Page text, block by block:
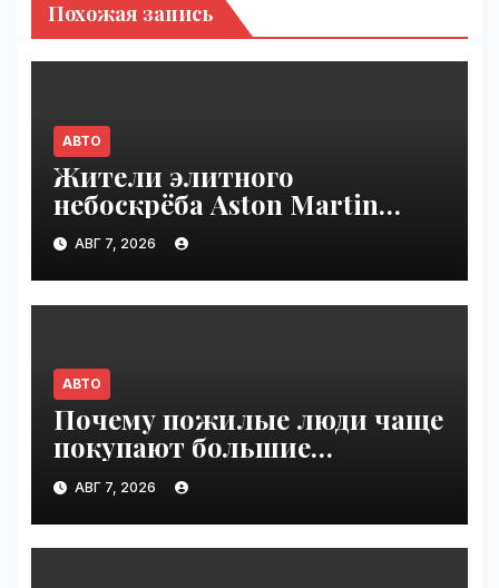
Похожая запись
АВТО
Жители элитного
небоскрёба Aston Martin
пожаловались на трещины
в стенах | VseTime.ru
АВГ 7, 2026
АВТО
Почему пожилые люди чаще
покупают большие
внедорожники, чем
молодёжь | VseTime.ru
АВГ 7, 2026